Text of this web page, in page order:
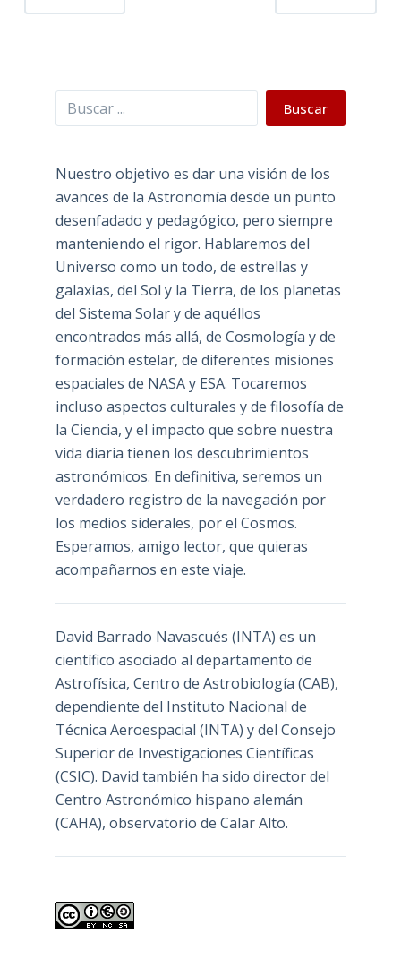
Buscar Buscar
Nuestro objetivo es dar una visión de los
avances de la Astronomía desde un punto
desenfadado y pedagógico, pero siempre
manteniendo el rigor. Hablaremos del
Universo como un todo, de estrellas y
galaxias, del Sol y la Tierra, de los planetas
del Sistema Solar y de aquéllos
encontrados más allá, de Cosmología y de
formación estelar, de diferentes misiones
espaciales de NASA y ESA. Tocaremos
incluso aspectos culturales y de filosofía de
la Ciencia, y el impacto que sobre nuestra
vida diaria tienen los descubrimientos
astronómicos. En definitiva, seremos un
verdadero registro de la navegación por
los medios siderales, por el Cosmos.
Esperamos, amigo lector, que quieras
acompañarnos en este viaje.
David Barrado Navascués (INTA) es un
científico asociado al departamento de
Astrofísica, Centro de Astrobiología (CAB),
dependiente del Instituto Nacional de
Técnica Aeroespacial (INTA) y del Consejo
Superior de Investigaciones Científicas
(CSIC). David también ha sido director del
Centro Astronómico hispano alemán
(CAHA), observatorio de Calar Alto.